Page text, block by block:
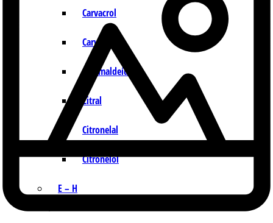
Carvacrol
Carvona
Cinamaldeído
Citral
Citronelal
Citronelol
E – H